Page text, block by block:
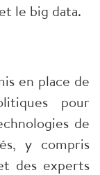
le big data.
en place de
pour
de
y compris
des experts